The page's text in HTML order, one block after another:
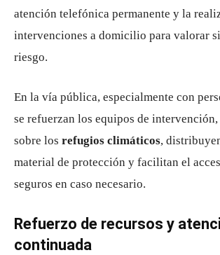
atención telefónica permanente y la
intervenciones a domicilio para valorar
riesgo.
En la vía pública, especialmente con
se refuerzan los equipos de
sobre los refugios climáticos,
material de protección y facilitan el
seguros en caso necesario.
Refuerzo de recursos y
continuada